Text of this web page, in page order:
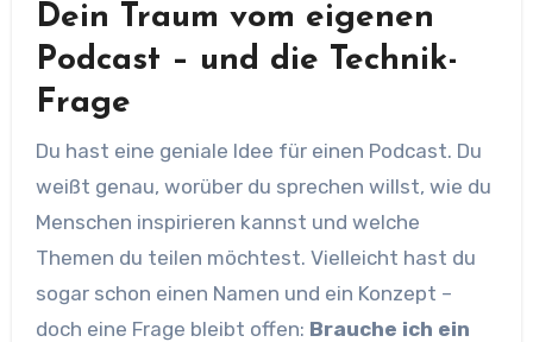
Dein Traum vom eigenen
Podcast – und die Technik-
Frage
Du hast eine geniale Idee für einen Podcast. Du
weißt genau, worüber du sprechen willst, wie du
Menschen inspirieren kannst und welche
Themen du teilen möchtest. Vielleicht hast du
sogar schon einen Namen und ein Konzept –
doch eine Frage bleibt offen: Brauche ich ein